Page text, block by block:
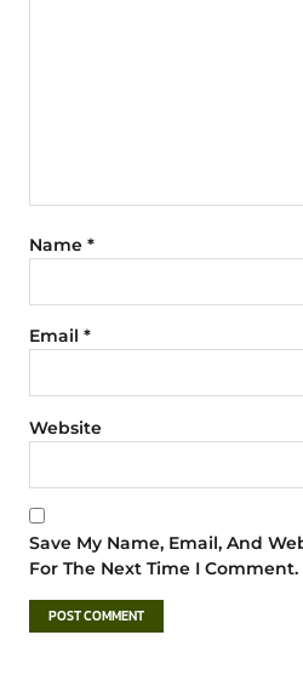
Name *
Email *
Website
Save My Name, Email, And
For The Next Time I Comment.